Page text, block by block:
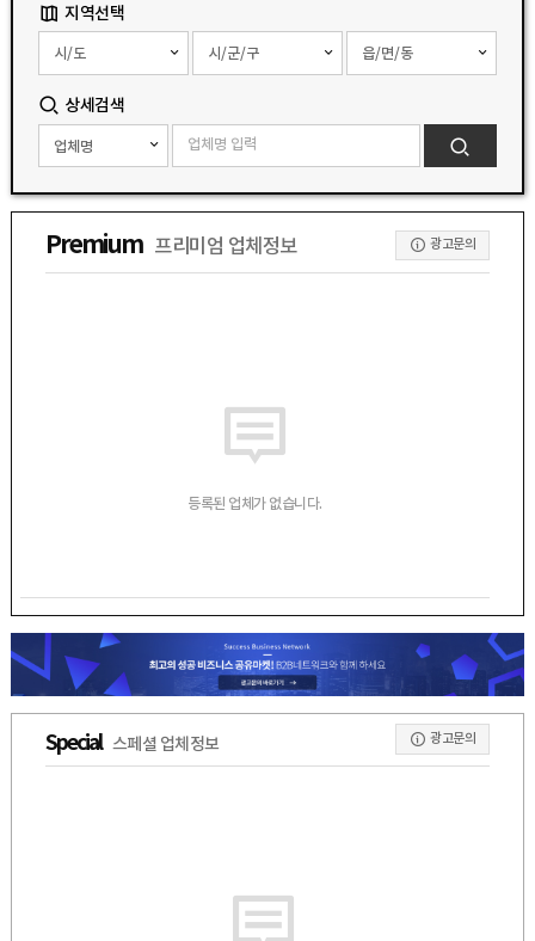
지역선택
상세검색
Premium 프리미엄 업체정보 광고문의
등록된 업체가 없습니다.
Special 스페셜 업체정보 광고문의